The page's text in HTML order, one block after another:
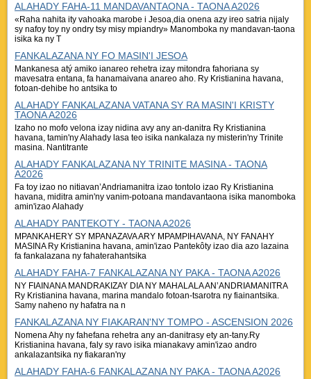
ALAHADY FAHA-11 MANDAVANTAONA - TAONA A2026
«Raha nahita ity vahoaka marobe i Jesoa,dia onena azy ireo satria nijaly
sy nafoy toy ny ondry tsy misy mpiandry» Manomboka ny mandavan-taona
isika ka ny T
FANKALAZANA NY FO MASIN'I JESOA
Mankanesa atý amiko ianareo rehetra izay mitondra fahoriana sy
mavesatra entana, fa hanamaivana anareo aho. Ry Kristianina havana,
fotoan-dehibe ho antsika to
ALAHADY FANKALAZANA VATANA SY RA MASIN'I KRISTY
TAONA A2026
Izaho no mofo velona izay nidina avy any an-danitra Ry Kristianina
havana, tamin'ny Alahady lasa teo isika nankalaza ny misterin'ny Trinite
masina. Nantitrante
ALAHADY FANKALAZANA NY TRINITE MASINA - TAONA
A2026
Fa toy izao no nitiavan’Andriamanitra izao tontolo izao Ry Kristianina
havana, miditra amin'ny vanim-potoana mandavantaona isika manomboka
amin'izao Alahady
ALAHADY PANTEKOTY - TAONA A2026
MPANKAHERY SY MPANAZAVA ARY MPAMPIHAVANA, NY FANAHY
MASINA Ry Kristianina havana, amin'izao Pantekôty izao dia azo lazaina
fa fankalazana ny fahaterahantsika
ALAHADY FAHA-7 FANKALAZANA NY PAKA - TAONA A2026
NY FIAINANA MANDRAKIZAY DIA NY MAHALALA AN’ANDRIAMANITRA
Ry Kristianina havana, marina mandalo fotoan-tsarotra ny fiainantsika.
Samy naheno ny hafatra na n
FANKALAZANA NY FIAKARAN'NY TOMPO - ASCENSION 2026
Nomena Ahy ny fahefana rehetra any an-danitrasy ety an-tany.Ry
Kristianina havana, faly sy ravo isika mianakavy amin'izao andro
ankalazantsika ny fiakaran'ny
ALAHADY FAHA-6 FANKALAZANA NY PAKA - TAONA A2026